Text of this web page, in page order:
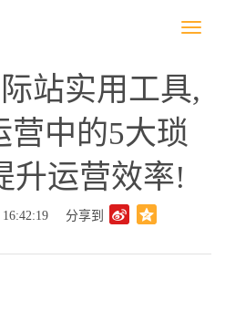
Menu
站实用工具,
营中的5大琐
升运营效率!
分享到